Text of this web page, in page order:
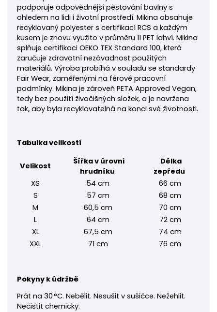
podporuje odpovědnější pěstování bavlny s
ohledem na lidi i životní prostředí. Mikina obsahuje
recyklovaný polyester s certifikací RCS a každým
kusem je znovu využito v průměru 11 PET lahví. Mikina
splňuje certifikaci OEKO TEX Standard 100, která
zaručuje zdravotní nezávadnost použitých
materiálů. Výroba probíhá v souladu se standardy
Fair Wear, zaměřenými na férové pracovní
podmínky. Mikina je zároveň PETA Approved Vegan,
tedy bez použití živočišných složek, a je navržena
tak, aby byla recyklovatelná na konci své životnosti.
Tabulka velikostí
Velikost
Šířka v úrovni
hrudníku
Délka
zepředu
XS
54 cm
66 cm
S
57 cm
68 cm
M
60,5 cm
70 cm
L
64 cm
72 cm
XL
67,5 cm
74 cm
XXL
71 cm 76 cm
Pokyny k údržbě
Prát na 30 °C. Nebělit. Nesušit v sušičce. Nežehlit.
Nečistit chemicky.